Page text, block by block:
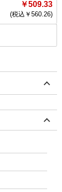
￥509.33
(税込￥ 560.26)